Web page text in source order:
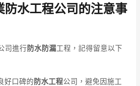
防水工程公司的注意事
司進行防水防漏工程，記得留意以下
好口碑的防水工程公司，避免因施工